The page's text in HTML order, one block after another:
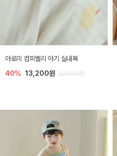
아로미 컴피벨리 아기 실내복
40% 13,200원 22,000원